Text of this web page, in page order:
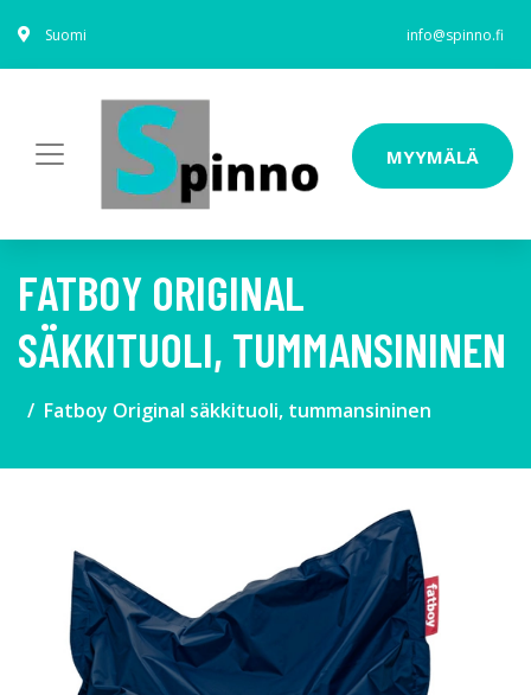
Suomi info@spinno.fi
MYYMÄLÄ
FATBOY ORIGINAL
SÄKKITUOLI, TUMMANSININEN
Fatboy Original säkkituoli, tummansininen